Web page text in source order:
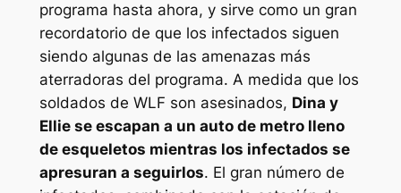
programa hasta ahora, y sirve como un gran
recordatorio de que los infectados siguen
siendo algunas de las amenazas más
aterradoras del programa. A medida que los
soldados de WLF son asesinados, Dina y
Ellie se escapan a un auto de metro lleno
de esqueletos mientras los infectados se
apresuran a seguirlos. El gran número de